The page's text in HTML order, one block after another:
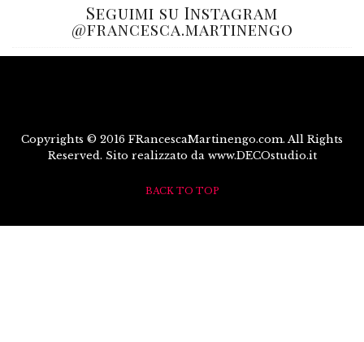
Seguimi su Instagram
@francesca.martinengo
Copyrights © 2016 FRancescaMartinengo.com. All Rights
Reserved. Sito realizzato da www.DECOstudio.it
BACK TO TOP